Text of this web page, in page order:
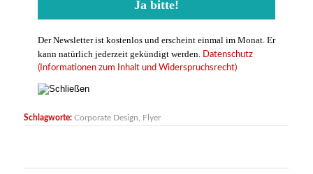
Der Newsletter ist kostenlos und erscheint einmal im Monat. Er
kann natürlich jederzeit gekündigt werden.
Datenschutz
(Informationen zum Inhalt und Widerspruchsrecht)
Schlagworte: Corporate Design Flyer